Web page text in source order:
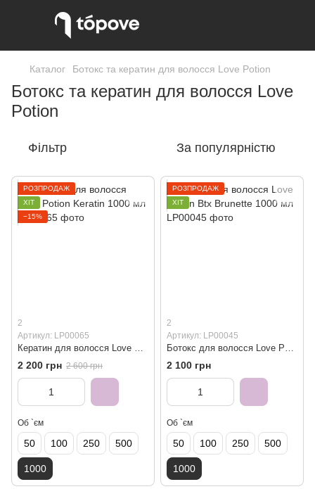
Каталог Ботокс та кератин для волосся Love Potion
Ботокс та кератин для волосся Love
Potion
Фільтр За популярністю
РОЗПРОДАЖ
ХІТ
−15%
2
Артикул: LP00065
Кератин для волосся Love Potion Keratin 1000 мл
2 200 грн 2 600 грн
Об `єм
50 100 250 500
1000
РОЗПРОДАЖ
ХІТ
2
Артикул: LP00045
Бoтoкс для волосся Love Potion Btx Brunette 1000 мл
2 100 грн
Об `єм
50 100 250 500
1000